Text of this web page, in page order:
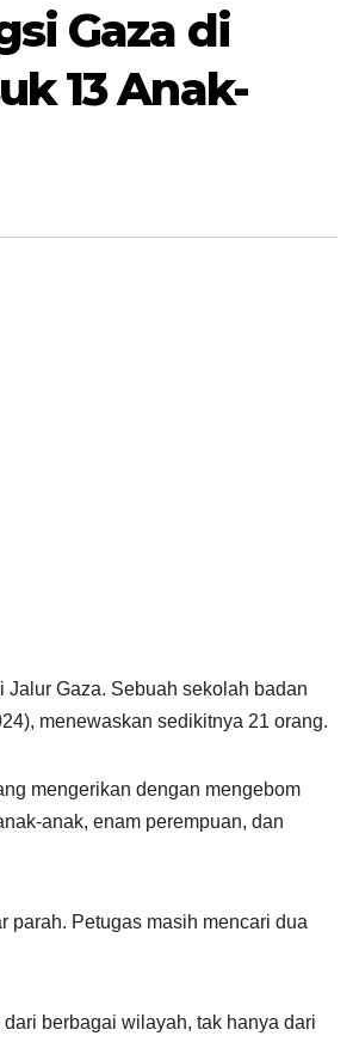
Gaza di
13 Anak-
Gaza. Sebuah sekolah badan
menewaskan sedikitnya 21 orang.
mengerikan dengan mengebom
anak, enam perempuan, dan
parah. Petugas masih mencari dua
berbagai wilayah, tak hanya dari